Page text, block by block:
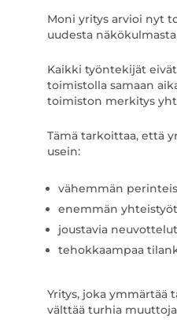
Moni yritys arvioi nyt
uudesta
Kaikki työntekijät
toimistolla samaan
toimiston merkitys
Tämä tarkoittaa, että
usein:
vähemmän
enemmän
joustavia
tehokkaampaa
Yritys, joka ymmärtää
välttää turhia